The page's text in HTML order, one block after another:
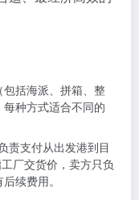
括海派、拼箱、整
种方式适合不同的
责支付从出发港到目
厂交货价，卖方只负
续费用。